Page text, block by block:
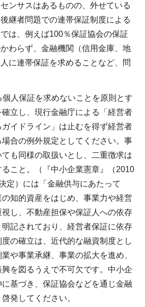
ンサスはあるものの、外せている
継者問題での連帯保証制度による
は、例えば100％保証協会の保証
わらず、金融機関（信用金庫、地
に連帯保証を求めることなど、問
人保証を求めないことを原則とす
確立し、現行金融庁による「経営者
イドライン」は止むを得ず経営者
合の例外規定としてください。事
も同様の取扱いとし、二重徴求は
ること。（『中小企業憲章』（2010
定）には「金融供与にあたって
知的資産をはじめ、事業力や経営
し、不動産担保や保証人への依存
明記されており、経営者保証に依存
度の確立は、近代的な融資制度とし
や事業承継、事業の拡大を進め、
を図るうえで不可欠です。中小企
基づき、保証協会などを通じ金融
発してください。